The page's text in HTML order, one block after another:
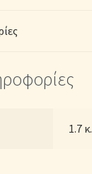
1.7 κ.